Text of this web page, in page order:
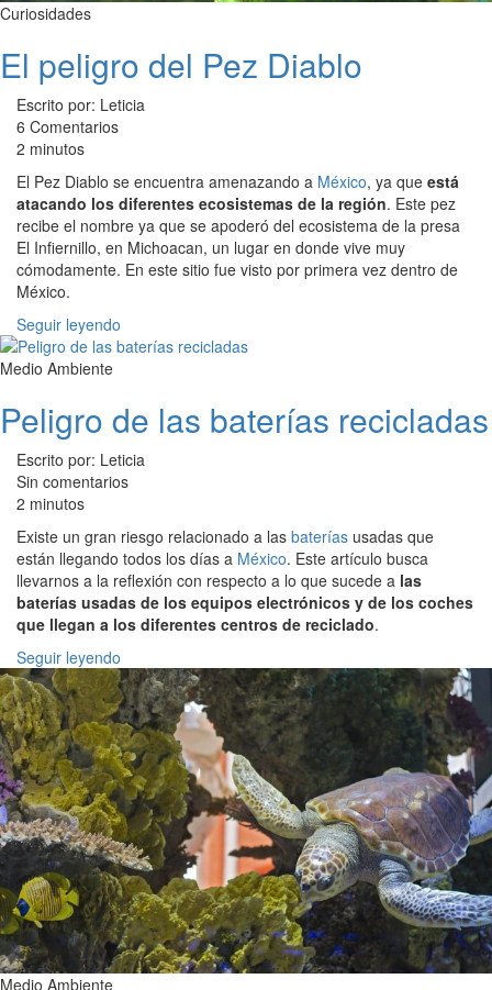
Curiosidades
El peligro del Pez Diablo
Escrito por: Leticia
6 Comentarios
2 minutos
El Pez Diablo se encuentra amenazando a México, ya que está
atacando los diferentes ecosistemas de la región. Este pez
recibe el nombre ya que se apoderó del ecosistema de la presa
El Infiernillo, en Michoacan, un lugar en donde vive muy
cómodamente. En este sitio fue visto por primera vez dentro de
México.
Seguir leyendo
Medio Ambiente
Peligro de las baterías recicladas
Escrito por: Leticia
Sin comentarios
2 minutos
Existe un gran riesgo relacionado a las baterías usadas que
están llegando todos los días a México. Este artículo busca
llevarnos a la reflexión con respecto a lo que sucede a las
baterías usadas de los equipos electrónicos y de los coches
que llegan a los diferentes centros de reciclado.
Seguir leyendo
Medio Ambiente